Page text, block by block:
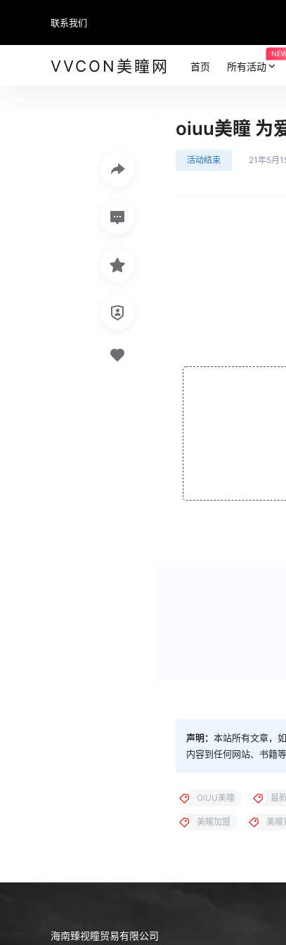
联系我们
VVCON美瞳网 首页 所有活动
oiuu美瞳 为
活动结束 21年5月
声明： 本站所有文章，
内容到任何网站、书籍
OiUU美瞳 最
美瞳加盟 美瞳
海南臻视瞳贸易有限公司